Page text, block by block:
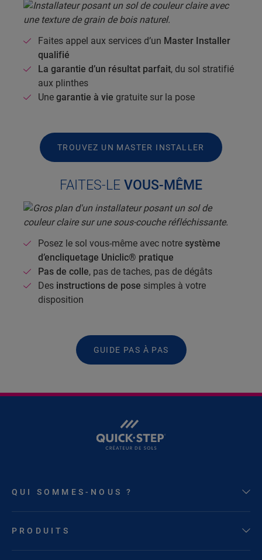
Faites appel aux services d’un Master Installer
qualifié
La garantie d’un résultat parfait, du sol stratifié
aux plinthes
Une garantie à vie gratuite sur la pose
TROUVEZ UN MASTER INSTALLER
FAITES-LE VOUS-MÊME
Posez le sol vous-même avec notre système
d’encliquetage Uniclic® pratique
Pas de colle, pas de taches, pas de dégâts
Des instructions de pose simples à votre
disposition
GUIDE PAS À PAS
QUI SOMMES-NOUS ?
PRODUITS